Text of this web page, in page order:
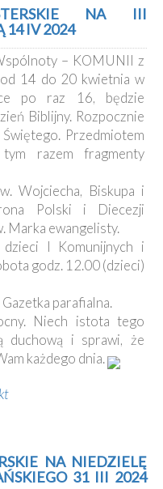
NA III
14 IV 2024
– KOMUNII z
14 do 20 kwietnia w
po raz 16, będzie
Biblijny. Rozpocznie
Przedmiotem
razem fragmenty
Wojciecha, Biskupa i
Polski i Diecezji
Marka ewangelisty.
I Komunijnych i
godz. 12.00 (dzieci)
parafialna.
Niech istota tego
duchową i sprawi, że
każdego dnia.
NA NIEDZIELĘ
31 III 2024